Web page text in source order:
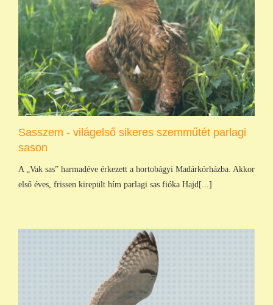
Sasszem - világelső sikeres szemműtét parlagi
sason
A „Vak sas” harmadéve érkezett a hortobágyi Madárkórházba. Akkor
első éves, frissen kirepült hím parlagi sas fióka Hajd[...]